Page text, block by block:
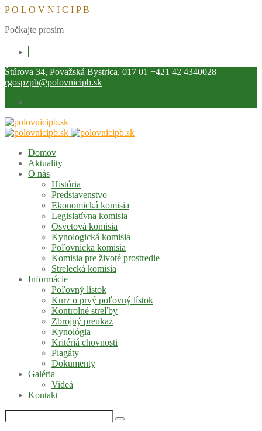
PO L O V N I C I PB
Počkajte prosím
Štúrova 34, Považská Bystrica, 017 01 +421 42 4340028
rgospzpb@polovnicipb.sk
Domov
Aktuality
O nás
História
Predstavenstvo
Ekonomická komisia
Legislatívna komisia
Osvetová komisia
Kynologická komisia
Poľovnícka komisia
Komisia pre životé prostredie
Strelecká komisia
Informácie
Poľovný lístok
Kurz o prvý poľovný lístok
Kontrolné streľby
Zbrojný preukaz
Kynológia
Kritériá chovnosti
Plagáty
Dokumenty
Galéria
Videá
Kontakt